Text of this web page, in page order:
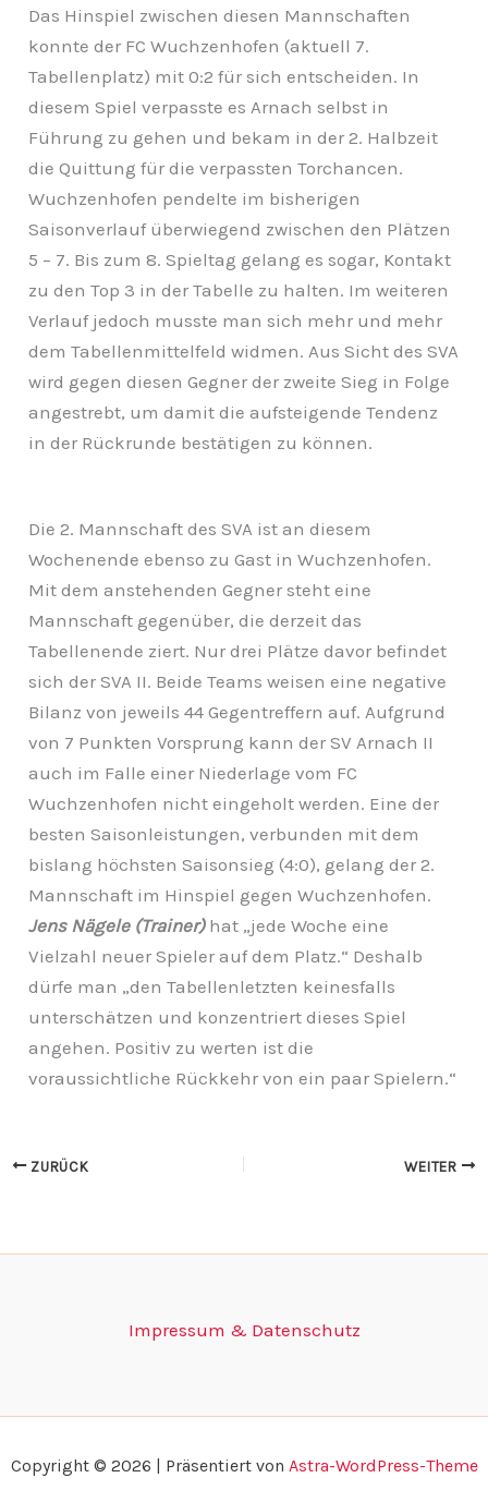
Das Hinspiel zwischen diesen Mannschaften
konnte der FC Wuchzenhofen (aktuell 7.
Tabellenplatz) mit 0:2 für sich entscheiden. In
diesem Spiel verpasste es Arnach selbst in
Führung zu gehen und bekam in der 2. Halbzeit
die Quittung für die verpassten Torchancen.
Wuchzenhofen pendelte im bisherigen
Saisonverlauf überwiegend zwischen den Plätzen
5 – 7. Bis zum 8. Spieltag gelang es sogar, Kontakt
zu den Top 3 in der Tabelle zu halten. Im weiteren
Verlauf jedoch musste man sich mehr und mehr
dem Tabellenmittelfeld widmen. Aus Sicht des SVA
wird gegen diesen Gegner der zweite Sieg in Folge
angestrebt, um damit die aufsteigende Tendenz
in der Rückrunde bestätigen zu können.
Die 2. Mannschaft des SVA ist an diesem
Wochenende ebenso zu Gast in Wuchzenhofen.
Mit dem anstehenden Gegner steht eine
Mannschaft gegenüber, die derzeit das
Tabellenende ziert. Nur drei Plätze davor befindet
sich der SVA II. Beide Teams weisen eine negative
Bilanz von jeweils 44 Gegentreffern auf. Aufgrund
von 7 Punkten Vorsprung kann der SV Arnach II
auch im Falle einer Niederlage vom FC
Wuchzenhofen nicht eingeholt werden. Eine der
besten Saisonleistungen, verbunden mit dem
bislang höchsten Saisonsieg (4:0), gelang der 2.
Mannschaft im Hinspiel gegen Wuchzenhofen.
Jens Nägele (Trainer)hat „jede Woche eine
Vielzahl neuer Spieler auf dem Platz.“ Deshalb
dürfe man „den Tabellenletzten keinesfalls
unterschätzen und konzentriert dieses Spiel
angehen. Positiv zu werten ist die
voraussichtliche Rückkehr von ein paar Spielern.“
ZURÜCK WEITER
Impressum & Datenschutz
Copyright © 2026 | Präsentiert von Astra-WordPress-Theme